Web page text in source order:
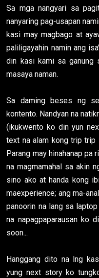
Sa mga nangyari sa
nanyaring pag-usapan
kasi may magbago at
paliligayahin namin ang
din kasi kami sa ganung
masaya naman.
Sa daming beses ng
kontento. Nandyan na
(ikukwento ko din yun
text na alam kong trip trip
Parang may hinahanap pa
na magmamahal sa akin
sino ako at handa kong
maexperience; ang ma-
panoorin na lang sa
na napagpaparausan ko
soon...
Hanggang dito na lng
yung next story ko